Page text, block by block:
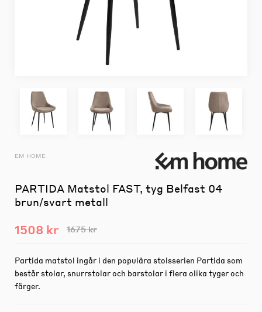
EM HOME
PARTIDA Matstol FAST, tyg Belfast 04
brun/svart metall
1508 kr 1675 kr
Partida matstol ingår i den populära stolsserien Partida som
består stolar, snurrstolar och barstolar i flera olika tyger och
färger.